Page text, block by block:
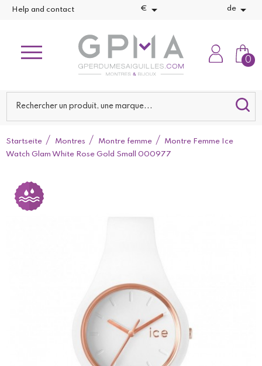
Help and contact €  de 
0
Startseite Montres Montre femme
Montre Femme Ice
Watch Glam White Rose Gold Small 000977